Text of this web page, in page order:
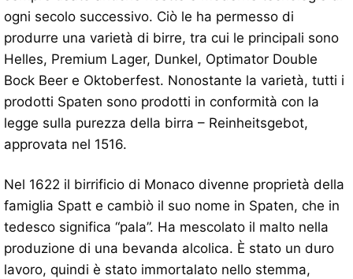
ogni secolo successivo. Ciò le ha permesso di
produrre una varietà di birre, tra cui le principali sono
Helles, Premium Lager, Dunkel, Optimator Double
Bock Beer e Oktoberfest. Nonostante la varietà, tutti i
prodotti Spaten sono prodotti in conformità con la
legge sulla purezza della birra – Reinheitsgebot,
approvata nel 1516.
Nel 1622 il birrificio di Monaco divenne proprietà della
famiglia Spatt e cambiò il suo nome in Spaten, che in
tedesco significa “pala”. Ha mescolato il malto nella
produzione di una bevanda alcolica. È stato un duro
lavoro, quindi è stato immortalato nello stemma,